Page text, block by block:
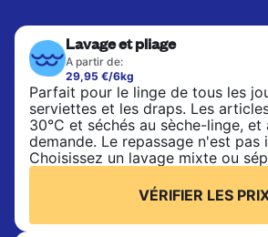
Lavage et pliage
A partir de:
29,95 €/6kg
Parfait pour le linge de tous les
serviettes et les draps. Les
30°C et séchés au sèche-linge, et
demande. Le repassage n'est pas
Choisissez un lavage mixte ou
VÉRIFIER LES